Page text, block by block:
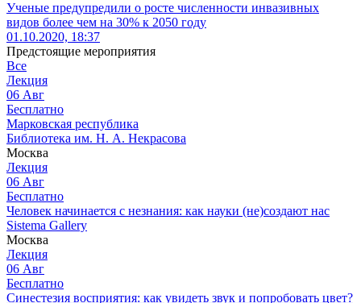
Ученые предупредили о росте численности инвазивных
видов более чем на 30% к 2050 году
01.10.2020, 18:37
Предстоящие мероприятия
Все
Лекция
06 Авг
Бесплатно
Марковская республика
Библиотека им. Н. А. Некрасова
Москва
Лекция
06 Авг
Бесплатно
Человек начинается с незнания: как науки (не)создают нас
Sistema Gallery
Москва
Лекция
06 Авг
Бесплатно
Синестезия восприятия: как увидеть звук и попробовать цвет?